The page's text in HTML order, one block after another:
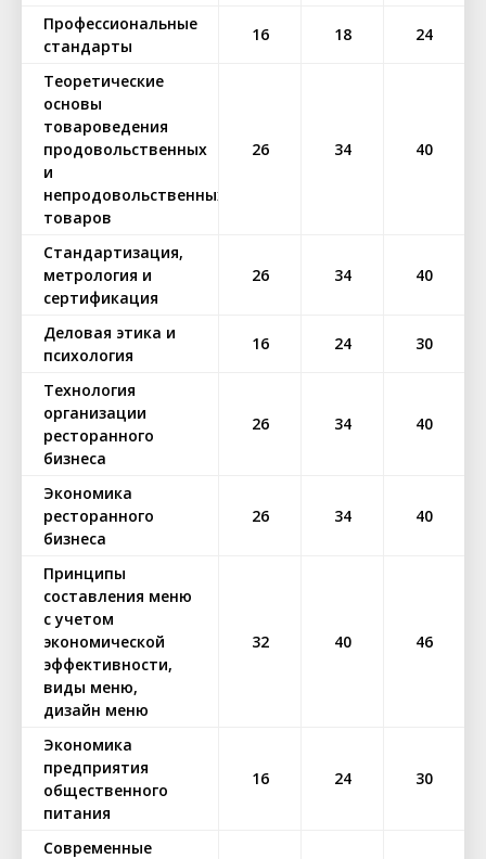
Профессиональные
стандарты
16 18 24
Теоретические
основы
товароведения
продовольственных
и
непродовольственных
товаров
26 34 40
Стандартизация,
метрология и
сертификация
26 34 40
Деловая этика и
психология
16 24 30
Технология
организации
ресторанного
бизнеса
26 34 40
Экономика
ресторанного
бизнеса
26 34 40
Принципы
составления меню
с учетом
экономической
эффективности,
виды меню,
дизайн меню
32 40 46
Экономика
предприятия
общественного
питания
16 24 30
Современные